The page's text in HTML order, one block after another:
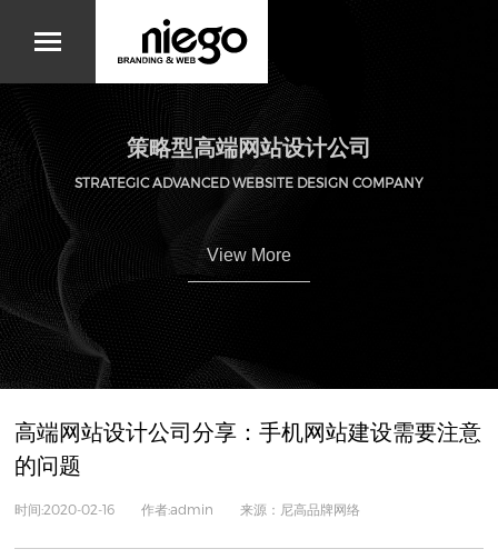
策略型高端网站设计公司
STRATEGIC ADVANCED WEBSITE DESIGN COMPANY
View More
高端网站设计公司分享：手机网站建设需要注意
的问题
时间:2020-02-16 作者:admin 来源：尼高品牌网络